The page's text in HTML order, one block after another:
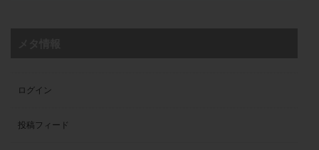
ログイン
投稿フィード